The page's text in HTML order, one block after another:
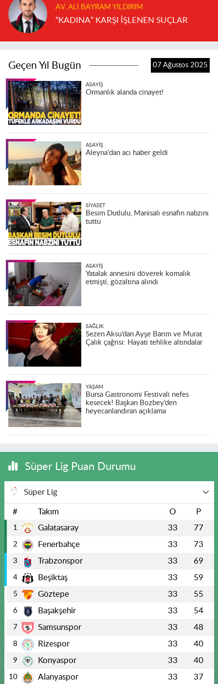
AV. ALI BAYRAM YILDIRIM
“KADINA” KARŞI İŞLENEN SUÇLAR
Geçen Yıl Bugün 07 Ağustos 2025
ASAYIŞ
Ormanlık alanda cinayet!
ASAYIŞ
Aleyna'dan acı haber geldi
SIYASET
Besim Dutlulu, Manisalı esnafın nabzını
tuttu
ASAYIŞ
Yatalak annesini döverek komalık
etmişti, gözaltına alındı
SAĞLIK
Sezen Aksu’dan Ayşe Barım ve Murat
Çalık çağrısı: Hayati tehlike altındalar
YAŞAM
Bursa Gastronomi Festivali nefes
kesecek! Başkan Bozbey’den
heyecanlandıran açıklama
Süper Lig Puan Durumu
Süper Lig
# Takım O P
1 Galatasaray 33 77
2 Fenerbahçe 33 73
3 Trabzonspor 33 69
4 Beşiktaş 33 59
5 Göztepe 33 55
6 Başakşehir 33 54
7 Samsunspor 33 48
8 Rizespor 33 40
9 Konyaspor 33 40
10 Alanyaspor 33 37